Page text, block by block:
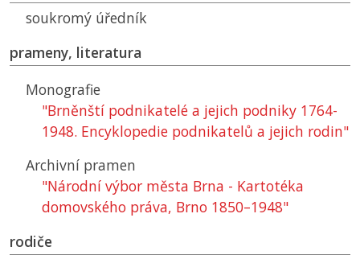
soukromý úředník
prameny, literatura
Monografie
"Brněnští podnikatelé a jejich podniky 1764-
1948. Encyklopedie podnikatelů a jejich rodin"
Archivní pramen
"Národní výbor města Brna - Kartotéka
domovského práva, Brno 1850–1948"
rodiče